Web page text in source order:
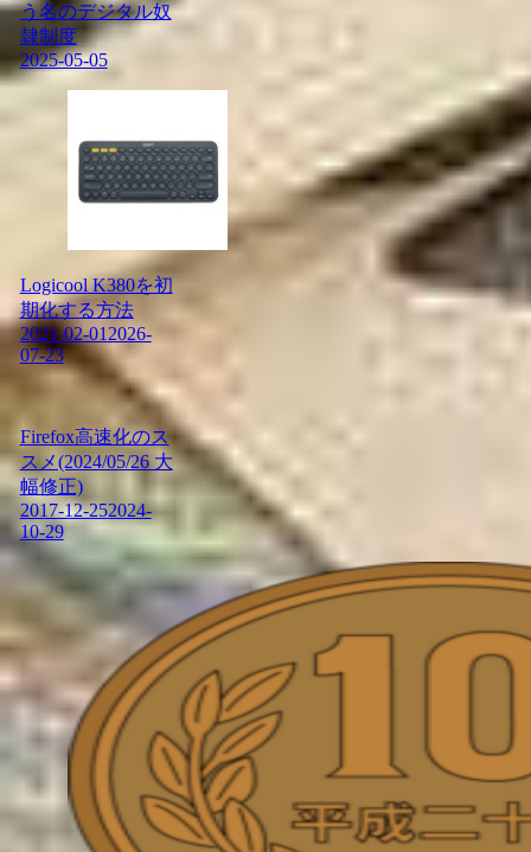
う名のデジタル奴
隷制度
2025-05-05
Logicool K380を初
期化する方法
2021-02-01 2026-
07-23
Firefox高速化のス
スメ(2024/05/26 大
幅修正)
2017-12-252024-
10-29